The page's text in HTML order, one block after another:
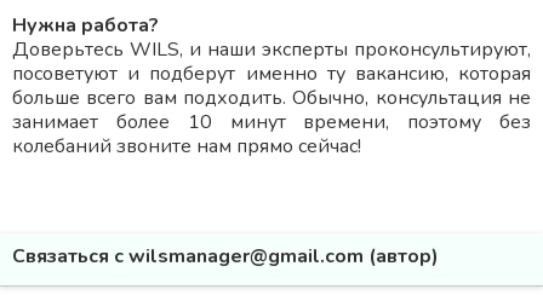
Нужна работа?
Доверьтесь WILS, и наши эксперты проконсультируют,
посоветуют и подберут именно ту вакансию, которая
больше всего вам подходить. Обычно, консультация не
занимает более 10 минут времени, поэтому без
колебаний звоните нам прямо сейчас!
Связаться с wilsmanager@gmail.com (автор)